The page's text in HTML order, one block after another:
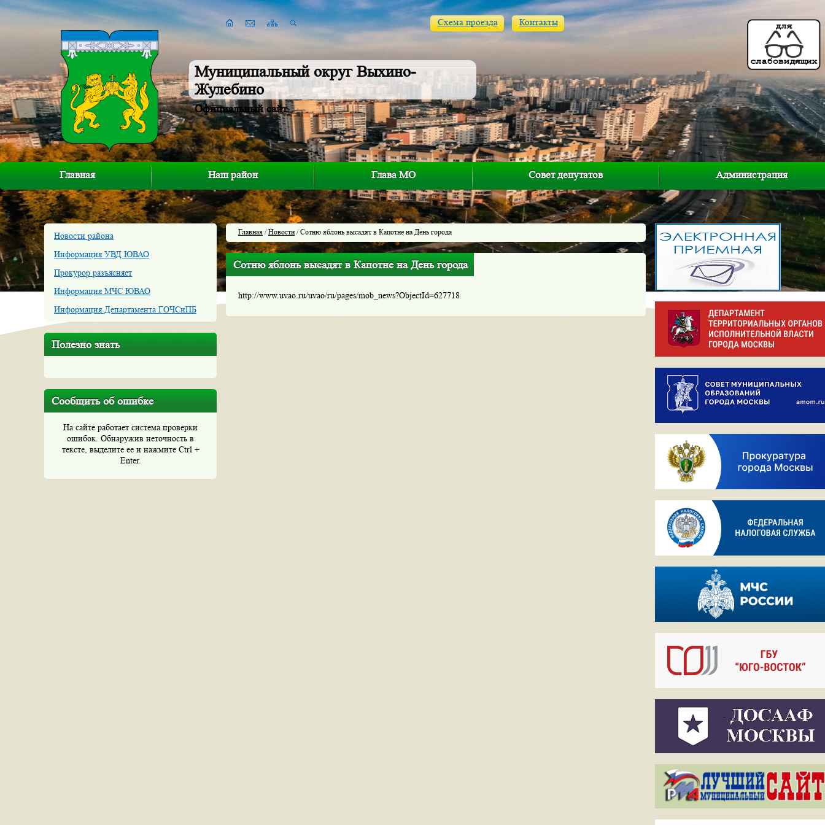
Муниципальный округ Выхино-
Жулебино
Официальный сайт
Схема проезда Контакты
Главная Наш район Глава МО Совет депутатов Администрация
Новости района
Информация УВД ЮВАО
Прокурор разъясняет
Информация МЧС ЮВАО
Информация Департамента ГОЧСиПБ
Полезно знать
Сообщить об ошибке
На сайте работает система проверки
ошибок. Обнаружив неточность в
тексте, выделите ее и нажмите Ctrl +
Enter.
Главная /Новости/ Сотню яблонь высадят в Капотне на День города
Сотню яблонь высадят в Капотне на День города
http://www.uvao.ru/uvao/ru/pages/mob_news?ObjectId=627718